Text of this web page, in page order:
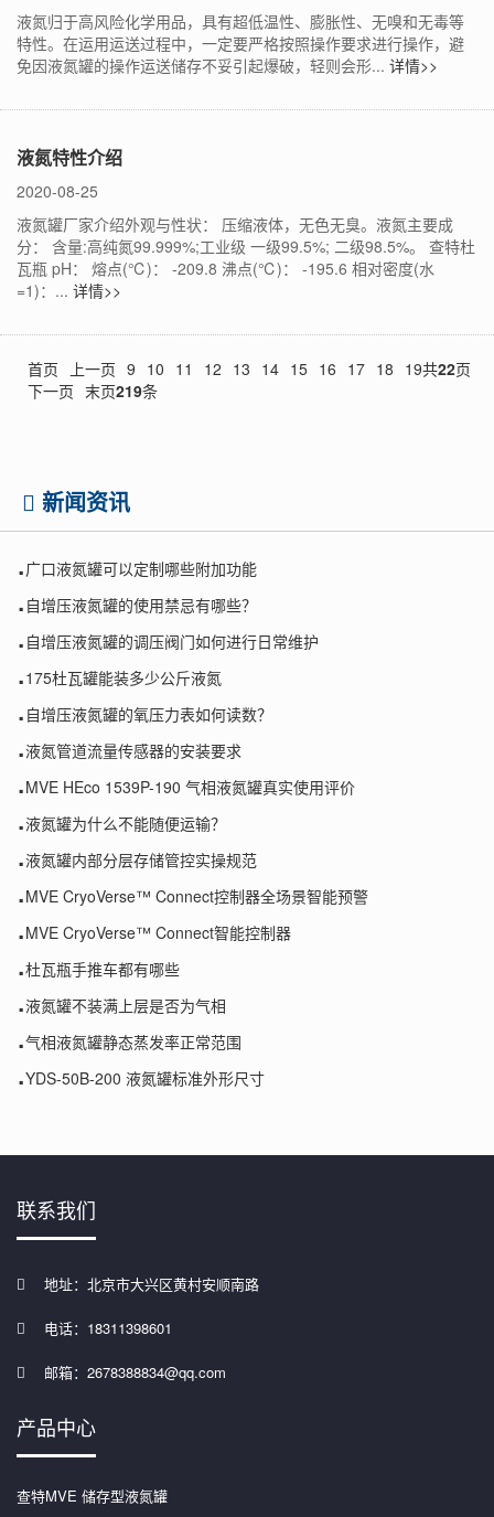
液氮归于高风险化学用品，具有超低温性、膨胀性、无嗅和无毒等
特性。在运用运送过程中，一定要严格按照操作要求进行操作，避
免因液氮罐的操作运送储存不妥引起爆破，轻则会形... 详情>>
液氮特性介绍
2020-08-25
液氮罐厂家介绍外观与性状： 压缩液体，无色无臭。液氮主要成
分： 含量:高纯氮99.999%;工业级 一级99.5%; 二级98.5%。 查特杜
瓦瓶 pH： 熔点(℃)： -209.8 沸点(℃)： -195.6 相对密度(水
=1)：... 详情>>
首页 上一页 9 10 11 12 13 14 15 16 17 18 19
下一页 末页
共22页
219条
新闻资讯
.广口液氮罐可以定制哪些附加功能
. 自增压液氮罐的使用禁忌有哪些？
. 自增压液氮罐的调压阀门如何进行日常维护
.175杜瓦罐能装多少公斤液氮
. 自增压液氮罐的氧压力表如何读数？
.液氮管道流量传感器的安装要求
.MVE HEco 1539P-190 气相液氮罐真实使用评价
.液氮罐为什么不能随便运输？
.液氮罐内部分层存储管控实操规范
.MVE CryoVerse™ Connect控制器全场景智能预警
.MVE CryoVerse™ Connect智能控制器
.杜瓦瓶手推车都有哪些
.液氮罐不装满上层是否为气相
.气相液氮罐静态蒸发率正常范围
.YDS-50B-200 液氮罐标准外形尺寸
联系我们
地址：北京市大兴区黄村安顺南路
电话：18311398601
邮箱：2678388834@qq.com
产品中心
查特MVE 储存型液氮罐